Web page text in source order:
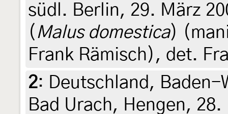
südl. Berlin, 29. März
( Malus domestica)
Frank Rämisch), det.
2: Deutschland,
Bad Urach, Hengen,